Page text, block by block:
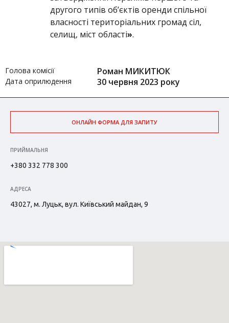
другого типів об’єктів оренди спільної
власності територіальних громад сіл,
селищ, міст області».
Голова комісії Роман МИКИТЮК
Дата оприлюдення 30 червня 2023 року
ОНЛАЙН ФОРМА ДЛЯ ЗАПИТУ
ПРИЙМАЛЬНЯ
+380 332 778 300
АДРЕСА
43027, м. Луцьк, вул. Київський майдан, 9